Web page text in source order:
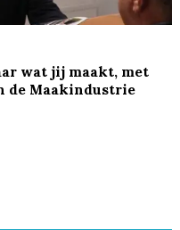
wat jij maakt, met
de Maakindustrie